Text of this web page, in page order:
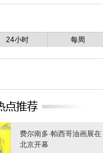
24小时 每周
费尔南多·帕西哥油画展在
北京开幕